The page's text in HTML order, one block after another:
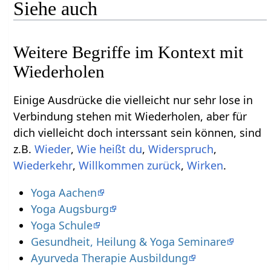
Siehe auch
Weitere Begriffe im Kontext mit
Einige Ausdrücke die vielleicht nur sehr lose in
Verbindung stehen mit Wiederholen‏‎, aber für
dich vielleicht doch interssant sein können, sind
z.B.
, ,
,
, ,
.
Yoga Aachen
Yoga Augsburg
Yoga Schule
Gesundheit, Heilung & Yoga Seminare
Ayurveda Therapie Ausbildung